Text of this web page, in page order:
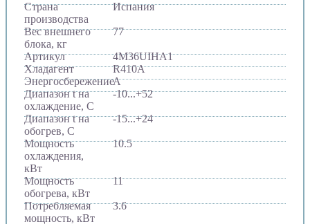
Страна
производства
Испания
Вес внешнего
блока, кг
77
Артикул
4M36UIHA1
Хладагент
R410A
ЭнергосбережениеA
Диапазон t на
охлаждение, С
-10...+52
Диапазон t на
обогрев, С
-15...+24
Мощность
охлаждения,
кВт
10.5
Мощность
обогрева, кВт
11
Потребляемая
мощность, кВт
3.6